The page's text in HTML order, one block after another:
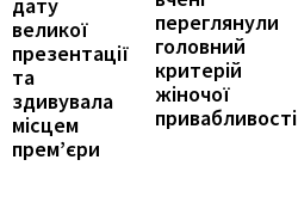
дату
великої
презентації
та
здивувала
місцем
прем’єри
переглянули
головний
критерій
жіночої
привабливості